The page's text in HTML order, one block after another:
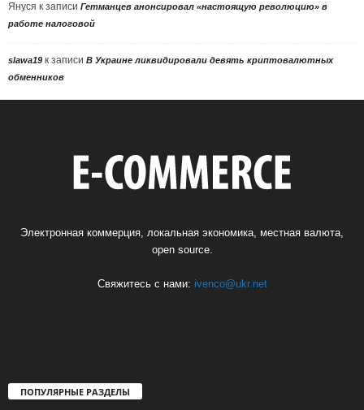
Януся к записи Гетманцев анонсировал «настоящую революцию» в
работе налоговой
slawa19 к записи В Украине ликвидировали девять криптовалютных
обменников
Электронная коммерция, локальная экономика, местная валюта,
open source.
Свяжитесь с нами: ivenco@ukr.net
ПОПУЛЯРНЫЕ РАЗДЕЛЫ